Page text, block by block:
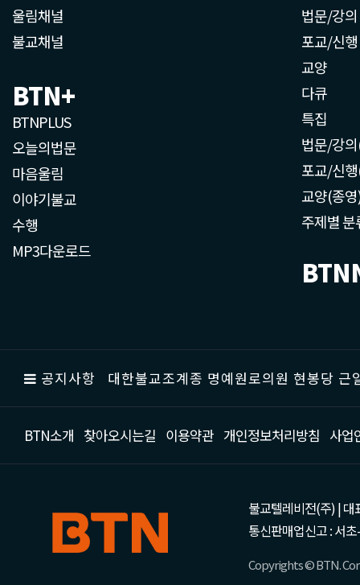
울림채널
불교채널
BTN+
BTNPLUS
오늘의법문
마음울림
이야기불교
수행
MP3다운로드
법문/강의
포교/신행
교양
다큐
특집
법문/강
포교/신
교양(종
주제별 분
공지사항 대한불교조계종 명예원로의원 현봉당
BTN소개 찾아오시는길 이용약관 개인정보처리방침 사업
불교텔레비전(주) | 대
통신판매업신고 : 서
Copyrights © BTN.